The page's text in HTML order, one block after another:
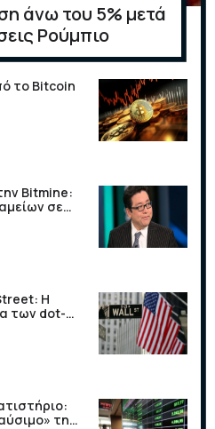
άνω του 5% μετά
Ρούμπιο
το Bitcoin
Bitmine:
σε
Η
των dot-
τη